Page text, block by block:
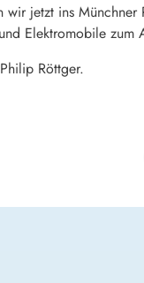
wir jetzt ins
Elektromobile
Röttger.